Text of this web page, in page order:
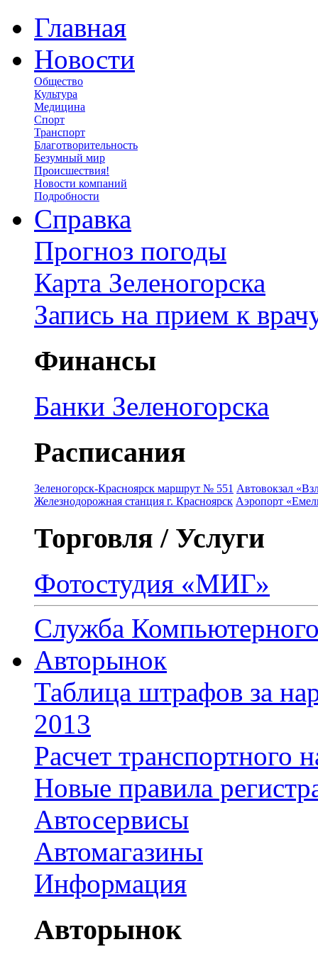
Главная
Новости
Общество
Культура
Медицина
Спорт
Транспорт
Благотворительность
Безумный мир
Происшествия!
Новости компаний
Подробности
Справка
Прогноз погоды
Карта Зеленогорска
Запись на прием к
Финансы
Банки Зеленогорска
Расписания
Зеленогорск-Красноярск маршрут № 551 Автовокзал
Железнодорожная станция г. Красноярск Аэропорт
Торговля / Услуги
Фотостудия «МИГ»
Служба
Авторынок
Таблица штрафов за
2013
Расчет транспортного
Новые правила
Автосервисы
Автомагазины
Информация
Авторынок